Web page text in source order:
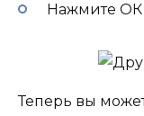
Нажмите
Теперь вы